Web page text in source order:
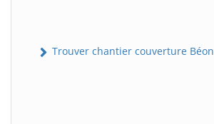
Trouver chantier couverture Béon